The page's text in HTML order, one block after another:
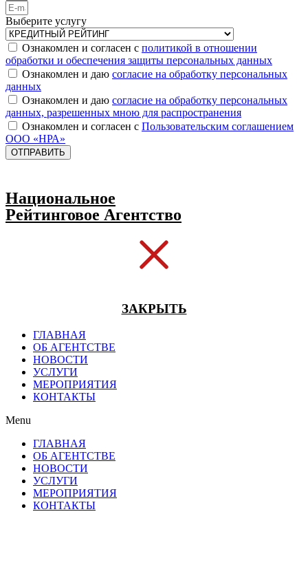
Выберите услугу
Ознакомлен и согласен с политикой в отношении
обработки и обеспечения защиты персональных данных
Ознакомлен и даю согласие на обработку персональных
данных
Ознакомлен и даю согласие на обработку персональных
данных, разрешенных мною для распространения
Ознакомлен и согласен с Пользовательским соглашением
ООО «НРА»
ОТПРАВИТЬ
Национальное
Рейтинговое Агентство
ЗАКРЫТЬ
ГЛАВНАЯ
ОБ АГЕНТСТВЕ
НОВОСТИ
УСЛУГИ
МЕРОПРИЯТИЯ
КОНТАКТЫ
Menu
ГЛАВНАЯ
ОБ АГЕНТСТВЕ
НОВОСТИ
УСЛУГИ
МЕРОПРИЯТИЯ
КОНТАКТЫ